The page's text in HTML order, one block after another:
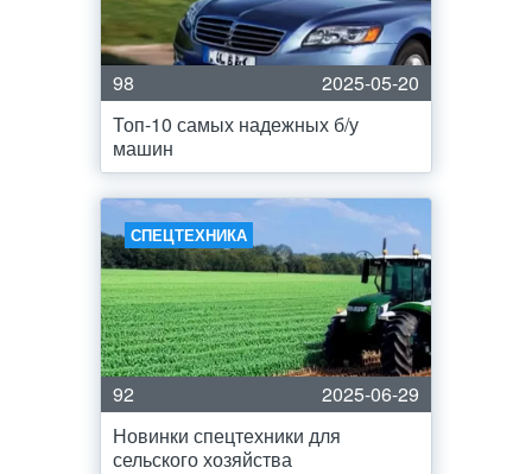
98
2025-05-20
Топ-10 самых надежных б/у
машин
СПЕЦТЕХНИКА
92
2025-06-29
Новинки спецтехники для
сельского хозяйства